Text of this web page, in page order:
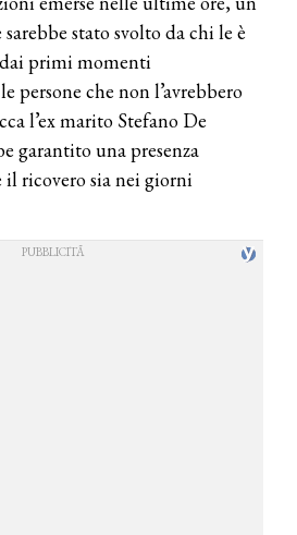
stato svolto da chi le è
primi momenti
persone che non l’avrebbero
l’ex marito Stefano De
garantito una presenza
il ricovero sia nei giorni